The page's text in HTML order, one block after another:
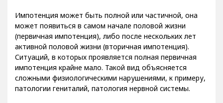
Импотенция может быть полной или частичной, она
может появиться в самом начале половой жизни
(первичная импотенция), либо после нескольких лет
активной половой жизни (вторичная импотенция).
Ситуаций, в которых проявляется полная первичная
импотенция крайне мало. Такой вид объясняется
сложными физиологическими нарушениями, к примеру,
патологии гениталий, патология нервной системы.